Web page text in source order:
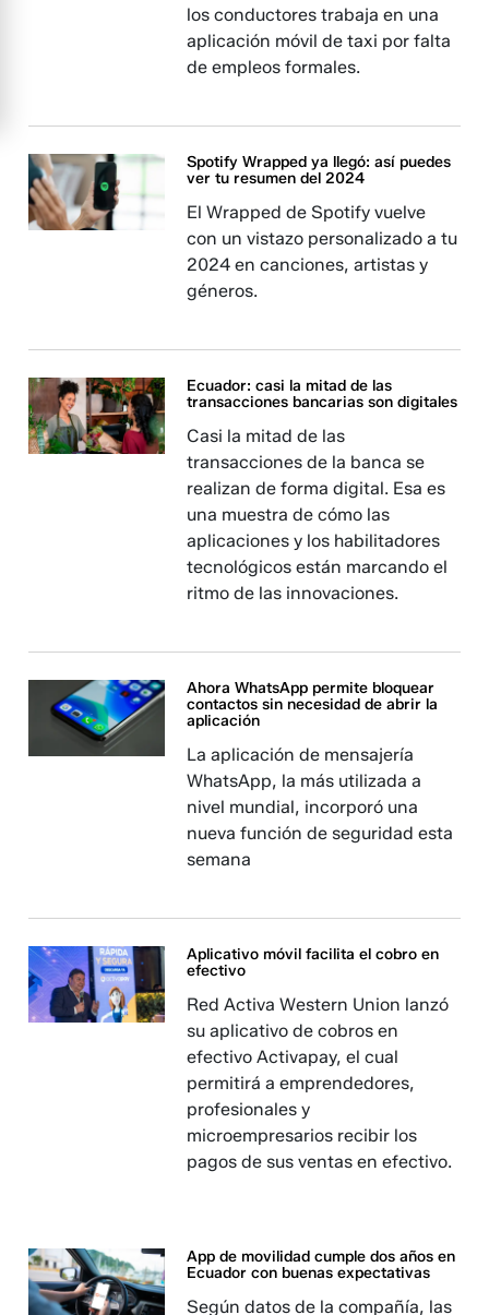
los conductores trabaja en una
aplicación móvil de taxi por falta
de empleos formales.
Spotify Wrapped ya llegó: así puedes
ver tu resumen del 2024
El Wrapped de Spotify vuelve
con un vistazo personalizado a tu
2024 en canciones, artistas y
géneros.
Ecuador: casi la mitad de las
transacciones bancarias son digitales
Casi la mitad de las
transacciones de la banca se
realizan de forma digital. Esa es
una muestra de cómo las
aplicaciones y los habilitadores
tecnológicos están marcando el
ritmo de las innovaciones.
Ahora WhatsApp permite bloquear
contactos sin necesidad de abrir la
aplicación
La aplicación de mensajería
WhatsApp, la más utilizada a
nivel mundial, incorporó una
nueva función de seguridad esta
semana
Aplicativo móvil facilita el cobro en
efectivo
Red Activa Western Union lanzó
su aplicativo de cobros en
efectivo Activapay, el cual
permitirá a emprendedores,
profesionales y
microempresarios recibir los
pagos de sus ventas en efectivo.
App de movilidad cumple dos años en
Ecuador con buenas expectativas
Según datos de la compañía, las